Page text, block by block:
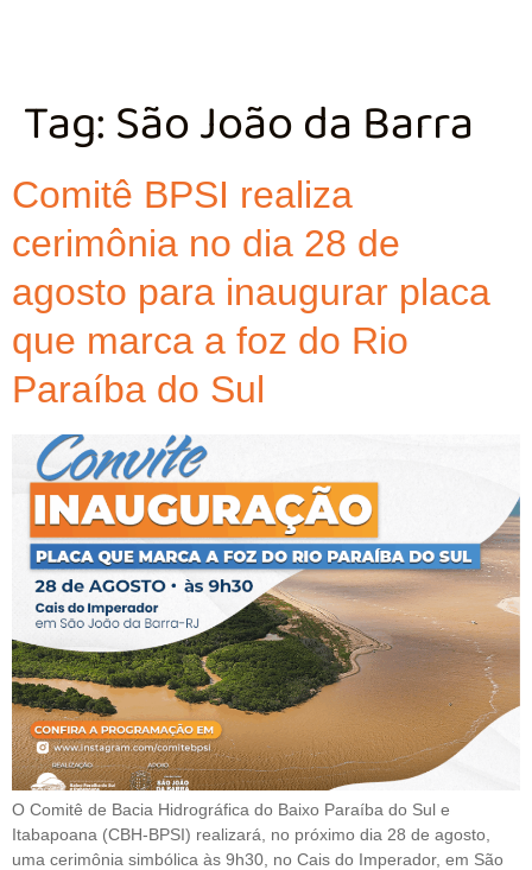
Tag:São João da Barra
Comitê BPSI realiza
cerimônia no dia 28 de
agosto para inaugurar placa
que marca a foz do Rio
Paraíba do Sul
O Comitê de Bacia Hidrográfica do Baixo Paraíba do Sul e
Itabapoana (CBH-BPSI) realizará, no próximo dia 28 de agosto,
uma cerimônia simbólica às 9h30, no Cais do Imperador, em São